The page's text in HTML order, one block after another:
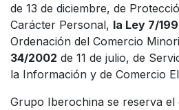
de 13 de diciembre, de
Carácter Personal, la Ley 7/
Ordenación del Comercio
34/2002 de 11 de julio, de
la Información y de Comercio
Grupo Iberochina se reserva el